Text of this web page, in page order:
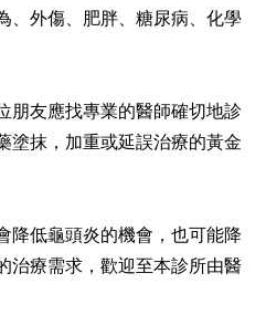
、外傷、肥胖、糖尿病、化學
朋友應找專業的醫師確切地診
塗抹，加重或延誤治療的黃金
降低龜頭炎的機會，也可能降
治療需求，歡迎至本診所由醫